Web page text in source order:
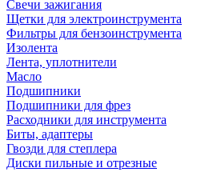
Свечи зажигания
Щетки для электроинструмента
Фильтры для бензоинструмента
Изолента
Лента, уплотнители
Масло
Подшипники
Подшипники для фрез
Расходники для инструмента
Биты, адаптеры
Гвозди для степлера
Диски пильные и отрезные